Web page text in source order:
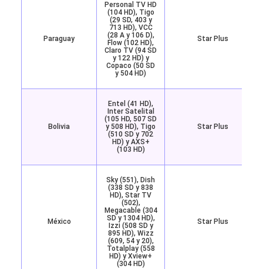
Paraguay
Personal TV HD
(104 HD), Tigo
(29 SD, 403 y
713 HD), VCC
(28 A y 106 D),
Flow (102 HD),
Claro TV (94 SD
y 122 HD) y
Copaco (50 SD
y 504 HD)
Star Plus
Bolivia
Entel (41 HD),
Inter Satelital
(105 HD, 507 SD
y 508 HD), Tigo
(510 SD y 702
HD) y AXS+
(103 HD)
Star Plus
México
Sky (551), Dish
(338 SD y 838
HD), Star TV
(502),
Megacable (304
SD y 1304 HD),
Izzi (508 SD y
895 HD), Wizz
(609, 54 y 20),
Totalplay (558
HD) y Xview+
(304 HD)
Star Plus